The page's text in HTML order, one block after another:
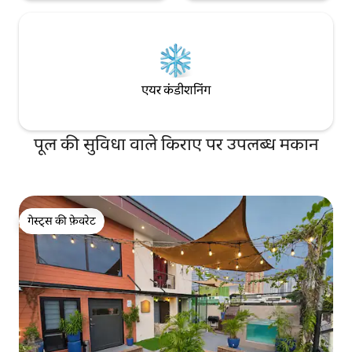
एयर कंडीशनिंग
पूल की सुविधा वाले किराए पर उपलब्ध मकान
गेस्ट्स की फ़ेवरेट
गेस्ट्स की फ़ेवरेट